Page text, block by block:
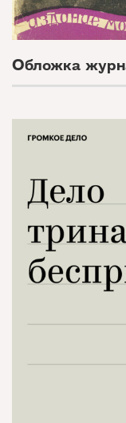
Обложка